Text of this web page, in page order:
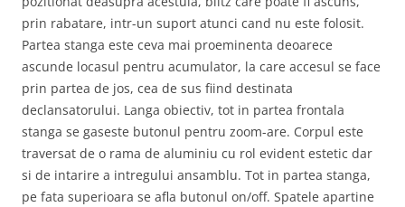
prin rabatare, intr-un suport atunci cand nu este folosit.
Partea stanga este ceva mai proeminenta deoarece
ascunde locasul pentru acumulator, la care accesul se face
prin partea de jos, cea de sus fiind destinata
declansatorului. Langa obiectiv, tot in partea frontala
stanga se gaseste butonul pentru zoom-are. Corpul este
traversat de o rama de aluminiu cu rol evident estetic dar
si de intarire a intregului ansamblu. Tot in partea stanga,
pe fata superioara se afla butonul on/off. Spatele apartine